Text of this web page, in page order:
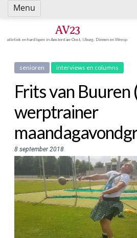
Spring
naar
AV23
atletiek en hardlopen in Amsterdam-Oost, IJburg, Diemen en Weesp
senioren interviews en columns
Frits van Buuren
werptrainer
8 september 2018
Menu